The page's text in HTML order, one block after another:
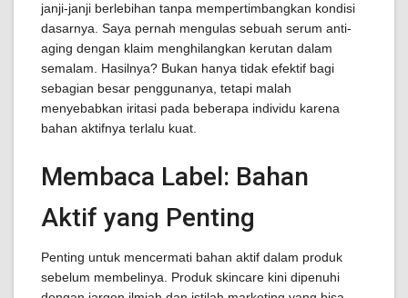
janji-janji berlebihan tanpa mempertimbangkan kondisi
dasarnya. Saya pernah mengulas sebuah serum anti-
aging dengan klaim menghilangkan kerutan dalam
semalam. Hasilnya? Bukan hanya tidak efektif bagi
sebagian besar penggunanya, tetapi malah
menyebabkan iritasi pada beberapa individu karena
bahan aktifnya terlalu kuat.
Membaca Label: Bahan
Aktif yang Penting
Penting untuk mencermati bahan aktif dalam produk
sebelum membelinya. Produk skincare kini dipenuhi